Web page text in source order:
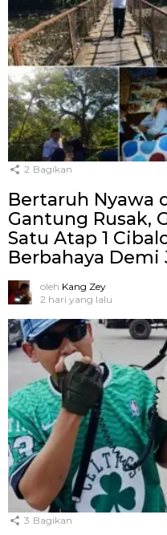
2 Bagikan
Bertaruh Nyawa
Gantung Rusak,
Satu Atap 1
Berbahaya Demi
oleh Kang Zey
2 hari yang lalu
3 Bagikan